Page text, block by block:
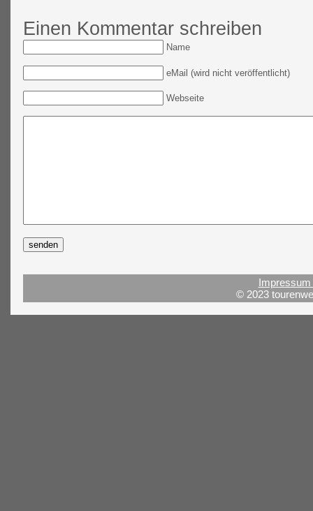
Einen Kommentar schreiben
Name
eMail (wird nicht veröffentlicht)
Webseite
© 2023